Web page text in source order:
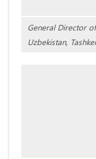
General Director
Uzbekistan,